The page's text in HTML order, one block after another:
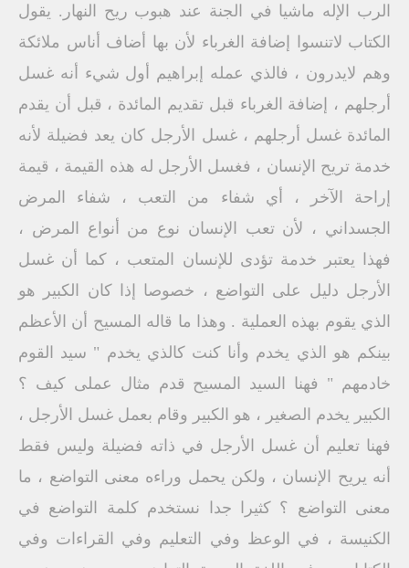
الرب الإله ماشيا في الجنة عند هبوب ريح النهار. يقول
الكتاب لاتنسوا إضافة الغرباء لأن بها أضاف أناس ملائكة
وهم لايدرون ، فالذي عمله إبراهيم أول شيء أنه غسل
أرجلهم ، إضافة الغرباء قبل تقديم المائدة ، قبل أن يقدم
المائدة غسل أرجلهم ، غسل الأرجل كان يعد فضيلة لأنه
خدمة تريح الإنسان ، فغسل الأرجل له هذه القيمة ، قيمة
إراحة الآخر ، أي شفاء من التعب ، شفاء المرض
الجسداني ، لأن تعب الإنسان نوع من أنواع المرض ،
فهذا يعتبر خدمة تؤدى للإنسان المتعب ، كما أن غسل
الأرجل دليل على التواضع ، خصوصا إذا كان الكبير هو
الذي يقوم بهذه العملية . وهذا ما قاله المسيح أن الأعظم
بينكم هو الذي يخدم وأنا كنت كالذي يخدم " سيد القوم
خادمهم " فهنا السيد المسيح قدم مثال عملی کیف ؟
الكبير يخدم الصغير ، هو الكبير وقام بعمل غسل الأرجل ،
فهنا تعليم أن غسل الأرجل في ذاته فضيلة وليس فقط
أنه يريح الإنسان ، ولكن يحمل وراءه معنى التواضع ، ما
معنى التواضع ؟ كثيرا جدا نستخدم كلمة التواضع في
الكنيسة ، في الوعظ وفي التعليم وفي القراءات وفي